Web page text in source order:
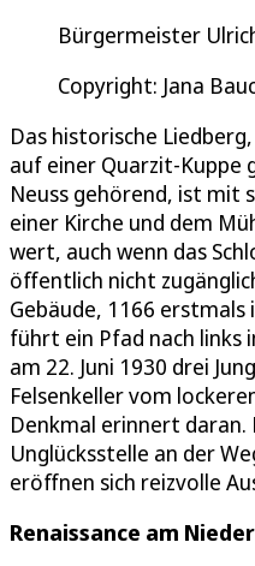
Bürgermeister
Copyright: Jana
Das historische
auf einer Quarzit-Kuppe
Neuss gehörend, ist mit
einer Kirche und dem
wert, auch wenn das
öffentlich nicht
Gebäude, 1166
führt ein Pfad nach links
am 22. Juni 1930 drei
Felsenkeller vom
Denkmal erinnert
Unglücksstelle an der
eröffnen sich reizvolle
Renaissance am